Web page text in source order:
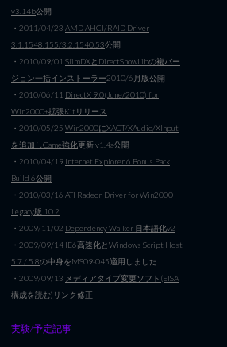
v3.14b公開
・2011/04/23 AMD AHCI/RAID Driver
3.1.1548.155/3.2.1540.53公開
・2010/09/01 SlimDXとDirectShowLibの複バー
ジョン一括インストーラー2010/6月版公開
・2010/06/11 DirectX 9.0(June/2010) for
Win2000+拡張Kitリリース
・2010/05/25 Win2000にXACT/XAudio/XInput
を追加しGame強化更新 v1.4a公開
・2010/04/19 Internet Explorer 6 Bonus Pack
Build 6公開
・2010/03/16 ATI Radeon Driver for Win2000
Legacy版 10.2
・2009/11/02 Dependency Walker 日本語化v2
・2009/09/14 IE6高速化とWindows Script Host
5.7 / 5.8の中身をMS09-045適用しました
・2009/09/13 メディアタイプ変更ソフト(EISA
構成を読む) リンク修正
実験/予定記事